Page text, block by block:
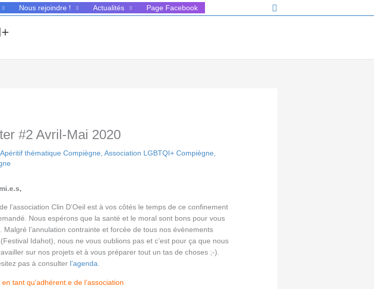
Nous rejoindre ! Actualités Page Facebook Rechercher
#2 Avril-Mai 2020
Apéritif thématique Compiègne ,Association LGBTQI+ Compiègne
l’association Clin D’Oeil est à vos côtés le temps de ce confinement
Nous espérons que la santé et le moral sont bons pour vous
Malgré l’annulation contrainte et forcée de tous nos évènements
Idahot), nous ne vous oublions pas et c’est pour ça que nous
sur nos projets et à vous préparer tout un tas de choses ;-).
pas à consulter l’agenda.
tant qu’adhérent.e de l’association